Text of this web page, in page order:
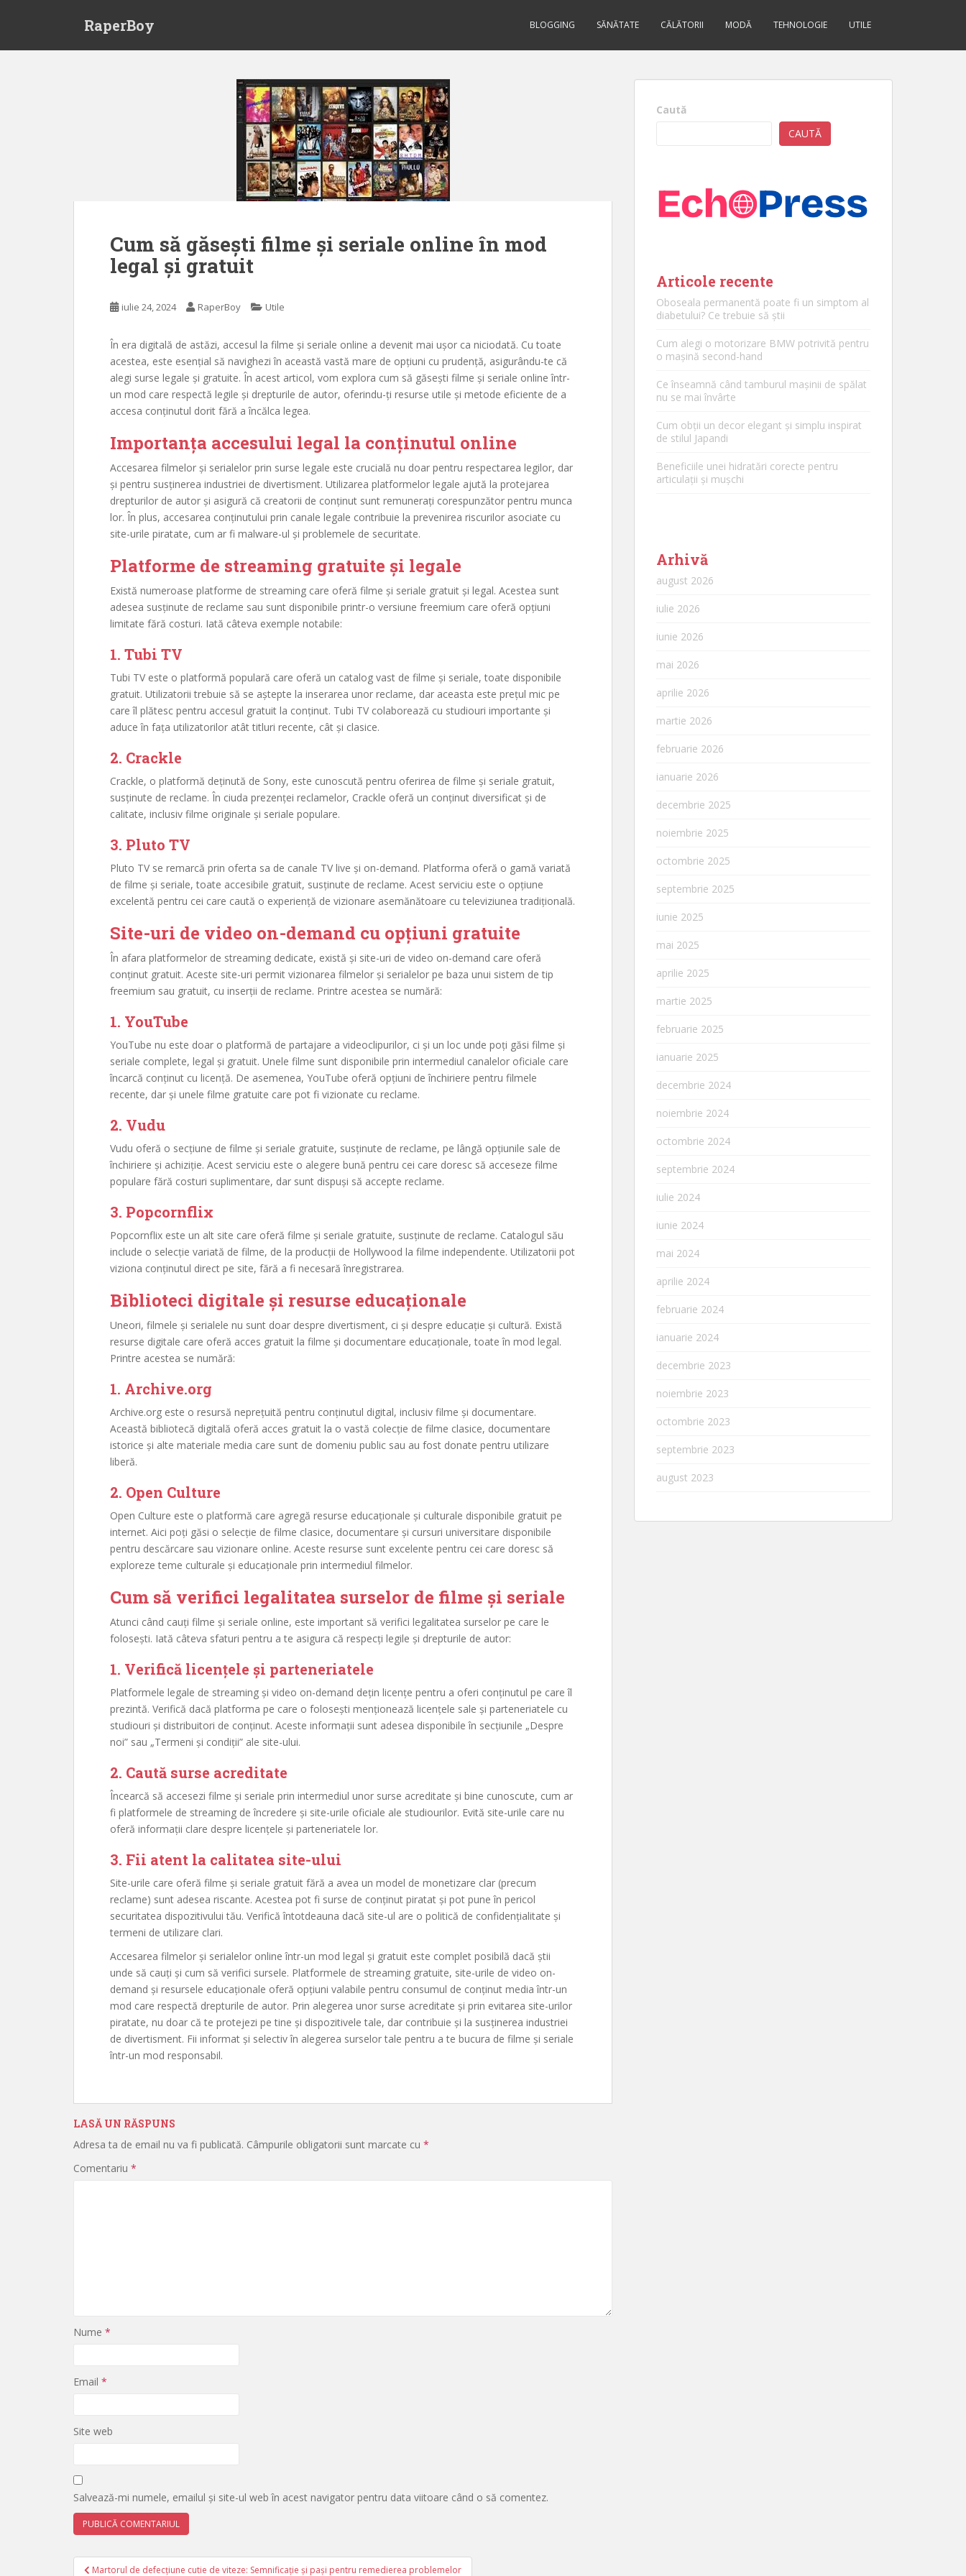
RaperBoy BLOGGING SĂNĂTATE CĂLĂTORII MODĂ TEHNOLOGIE UTILE
Cum să găsești filme și seriale online în mod
legal și gratuit
iulie 24, 2024 RaperBoy Utile
În era digitală de astăzi, accesul la filme și seriale online a devenit mai ușor ca niciodată. Cu toate
acestea, este esențial să navighezi în această vastă mare de opțiuni cu prudență, asigurându-te că
alegi surse legale și gratuite. În acest articol, vom explora cum să găsești filme și seriale online într-
un mod care respectă legile și drepturile de autor, oferindu-ți resurse utile și metode eficiente de a
accesa conținutul dorit fără a încălca legea.
Importanța accesului legal la conținutul online
Accesarea filmelor și serialelor prin surse legale este crucială nu doar pentru respectarea legilor, dar
și pentru susținerea industriei de divertisment. Utilizarea platformelor legale ajută la protejarea
drepturilor de autor și asigură că creatorii de conținut sunt remunerați corespunzător pentru munca
lor. În plus, accesarea conținutului prin canale legale contribuie la prevenirea riscurilor asociate cu
site-urile piratate, cum ar fi malware-ul și problemele de securitate.
Platforme de streaming gratuite și legale
Există numeroase platforme de streaming care oferă filme și seriale gratuit și legal. Acestea sunt
adesea susținute de reclame sau sunt disponibile printr-o versiune freemium care oferă opțiuni
limitate fără costuri. Iată câteva exemple notabile:
1. Tubi TV
Tubi TV este o platformă populară care oferă un catalog vast de filme și seriale, toate disponibile
gratuit. Utilizatorii trebuie să se aștepte la inserarea unor reclame, dar aceasta este prețul mic pe
care îl plătesc pentru accesul gratuit la conținut. Tubi TV colaborează cu studiouri importante și
aduce în fața utilizatorilor atât titluri recente, cât și clasice.
2. Crackle
Crackle, o platformă deținută de Sony, este cunoscută pentru oferirea de filme și seriale gratuit,
susținute de reclame. În ciuda prezenței reclamelor, Crackle oferă un conținut diversificat și de
calitate, inclusiv filme originale și seriale populare.
3. Pluto TV
Pluto TV se remarcă prin oferta sa de canale TV live și on-demand. Platforma oferă o gamă variată
de filme și seriale, toate accesibile gratuit, susținute de reclame. Acest serviciu este o opțiune
excelentă pentru cei care caută o experiență de vizionare asemănătoare cu televiziunea tradițională.
Site-uri de video on-demand cu opțiuni gratuite
În afara platformelor de streaming dedicate, există și site-uri de video on-demand care oferă
conținut gratuit. Aceste site-uri permit vizionarea filmelor și serialelor pe baza unui sistem de tip
freemium sau gratuit, cu inserții de reclame. Printre acestea se numără:
1. YouTube
YouTube nu este doar o platformă de partajare a videoclipurilor, ci și un loc unde poți găsi filme și
seriale complete, legal și gratuit. Unele filme sunt disponibile prin intermediul canalelor oficiale care
încarcă conținut cu licență. De asemenea, YouTube oferă opțiuni de închiriere pentru filmele
recente, dar și unele filme gratuite care pot fi vizionate cu reclame.
2. Vudu
Vudu oferă o secțiune de filme și seriale gratuite, susținute de reclame, pe lângă opțiunile sale de
închiriere și achiziție. Acest serviciu este o alegere bună pentru cei care doresc să acceseze filme
populare fără costuri suplimentare, dar sunt dispuși să accepte reclame.
3. Popcornflix
Popcornflix este un alt site care oferă filme și seriale gratuite, susținute de reclame. Catalogul său
include o selecție variată de filme, de la producții de Hollywood la filme independente. Utilizatorii pot
viziona conținutul direct pe site, fără a fi necesară înregistrarea.
Biblioteci digitale și resurse educaționale
Uneori, filmele și serialele nu sunt doar despre divertisment, ci și despre educație și cultură. Există
resurse digitale care oferă acces gratuit la filme și documentare educaționale, toate în mod legal.
Printre acestea se numără:
1. Archive.org
Archive.org este o resursă neprețuită pentru conținutul digital, inclusiv filme și documentare.
Această bibliotecă digitală oferă acces gratuit la o vastă colecție de filme clasice, documentare
istorice și alte materiale media care sunt de domeniu public sau au fost donate pentru utilizare
liberă.
2. Open Culture
Open Culture este o platformă care agregă resurse educaționale și culturale disponibile gratuit pe
internet. Aici poți găsi o selecție de filme clasice, documentare și cursuri universitare disponibile
pentru descărcare sau vizionare online. Aceste resurse sunt excelente pentru cei care doresc să
exploreze teme culturale și educaționale prin intermediul filmelor.
Cum să verifici legalitatea surselor de filme și seriale
Atunci când cauți filme și seriale online, este important să verifici legalitatea surselor pe care le
folosești. Iată câteva sfaturi pentru a te asigura că respecți legile și drepturile de autor:
1. Verifică licențele și parteneriatele
Platformele legale de streaming și video on-demand dețin licențe pentru a oferi conținutul pe care îl
prezintă. Verifică dacă platforma pe care o folosești menționează licențele sale și parteneriatele cu
studiouri și distribuitori de conținut. Aceste informații sunt adesea disponibile în secțiunile „Despre
noi” sau „Termeni și condiții” ale site-ului.
2. Caută surse acreditate
Încearcă să accesezi filme și seriale prin intermediul unor surse acreditate și bine cunoscute, cum ar
fi platformele de streaming de încredere și site-urile oficiale ale studiourilor. Evită site-urile care nu
oferă informații clare despre licențele și parteneriatele lor.
3. Fii atent la calitatea site-ului
Site-urile care oferă filme și seriale gratuit fără a avea un model de monetizare clar (precum
reclame) sunt adesea riscante. Acestea pot fi surse de conținut piratat și pot pune în pericol
securitatea dispozitivului tău. Verifică întotdeauna dacă site-ul are o politică de confidențialitate și
termeni de utilizare clari.
Accesarea filmelor și serialelor online într-un mod legal și gratuit este complet posibilă dacă știi
unde să cauți și cum să verifici sursele. Platformele de streaming gratuite, site-urile de video on-
demand și resursele educaționale oferă opțiuni valabile pentru consumul de conținut media într-un
mod care respectă drepturile de autor. Prin alegerea unor surse acreditate și prin evitarea site-urilor
piratate, nu doar că te protejezi pe tine și dispozitivele tale, dar contribuie și la susținerea industriei
de divertisment. Fii informat și selectiv în alegerea surselor tale pentru a te bucura de filme și seriale
într-un mod responsabil.
LASĂ UN RĂSPUNS
Adresa ta de email nu va fi publicată. Câmpurile obligatorii sunt marcate cu *
Comentariu *
Nume *
Email *
Site web
Salvează-mi numele, emailul și site-ul web în acest navigator pentru data viitoare când o să comentez.
Navigare
Martorul de defecțiune cutie de viteze: Semnificație și pași pentru remedierea problemelor
Caută
CAUTĂ
Articole recente
Oboseala permanentă poate fi un simptom al
diabetului? Ce trebuie să știi
Cum alegi o motorizare BMW potrivită pentru
o mașină second-hand
Ce înseamnă când tamburul mașinii de spălat
nu se mai învârte
Cum obții un decor elegant și simplu inspirat
de stilul Japandi
Beneficiile unei hidratări corecte pentru
articulații și mușchi
Arhivă
august 2026
iulie 2026
iunie 2026
mai 2026
aprilie 2026
martie 2026
februarie 2026
ianuarie 2026
decembrie 2025
noiembrie 2025
octombrie 2025
septembrie 2025
iunie 2025
mai 2025
aprilie 2025
martie 2025
februarie 2025
ianuarie 2025
decembrie 2024
noiembrie 2024
octombrie 2024
septembrie 2024
iulie 2024
iunie 2024
mai 2024
aprilie 2024
februarie 2024
ianuarie 2024
decembrie 2023
noiembrie 2023
octombrie 2023
septembrie 2023
august 2023